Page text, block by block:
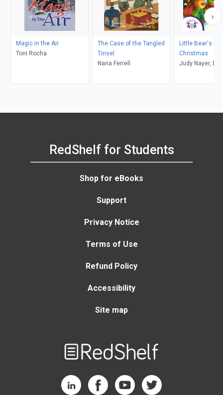
Magic in the Air
Toni Rocha
The Case of the Tangled
Tinsel
Nana Ferrell
Little Bear's
Christmas
Judy Nayer,
RedShelf for Students
Shop for eBooks
Support
Privacy Notice
Terms of Use
Refund Policy
Accessibility
Site map
RedShelf LinkedIn Page
RedShelf Facebook Page
RedShelf YouTube Page
RedShelf Twitter Page